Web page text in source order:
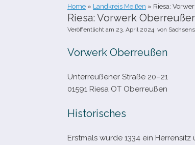
Home » Landkreis Meißen » Riesa:
Riesa: Vorwerk
Veröffentlicht am 23. April 2024 von
Vorwerk Oberreußen
Unterreußener Straße 20–21
01591 Riesa OT Oberreußen
Historisches
Erstmals wurde 1334 ein